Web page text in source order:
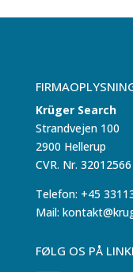
Krüger Search
Strandvejen 100
2900 Hellerup
CVR. Nr. 32012566
Telefon: +45
Mail:
FØLG OS PÅ